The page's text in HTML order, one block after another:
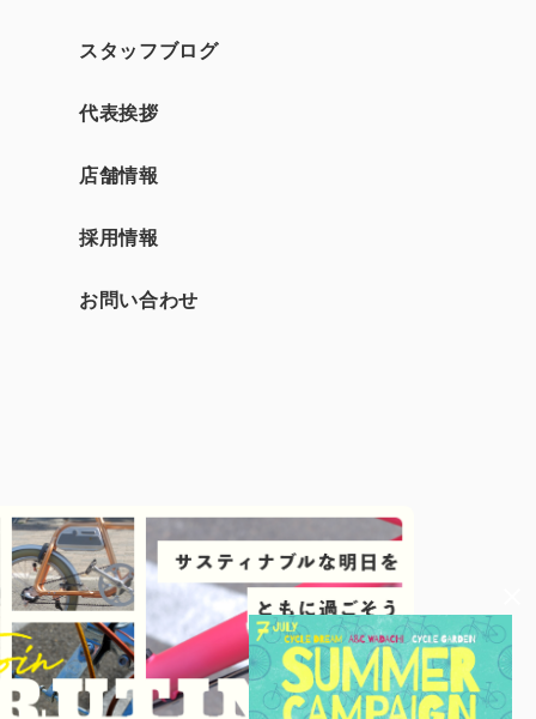
スタッフブログ
代表挨拶
店舗情報
採用情報
お問い合わせ